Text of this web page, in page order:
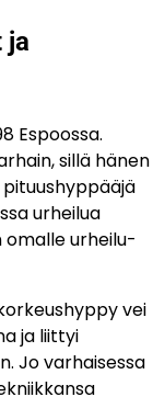
ja
Espoossa.
sillä hänen
urheilua
omalle urheilu-
vei
ja liittyi
Jo varhaisessa